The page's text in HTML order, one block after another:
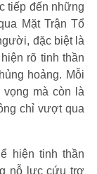
tiếp đến những
Mặt Trận Tổ
đặc biệt là
rõ tinh thần
hoảng. Mỗi
vọng mà còn là
chỉ vượt qua
hiện tinh thần
nỗ lực cứu trợ